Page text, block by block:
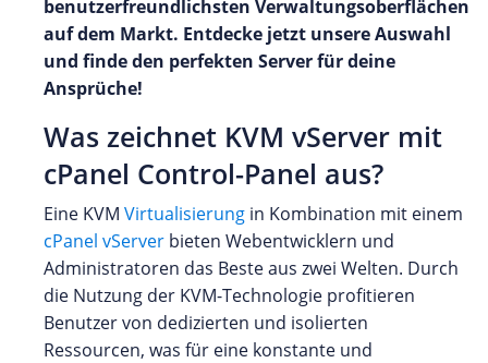
benutzerfreundlichsten Verwaltungsoberflächen
auf dem Markt. Entdecke jetzt unsere Auswahl
und finde den perfekten Server für deine
Ansprüche!
Was zeichnet KVM vServer mit
cPanel Control-Panel aus?
Eine KVM Virtualisierung in Kombination mit einem
cPanel vServer bieten Webentwicklern und
Administratoren das Beste aus zwei Welten. Durch
die Nutzung der KVM-Technologie profitieren
Benutzer von dedizierten und isolierten
Ressourcen, was für eine konstante und